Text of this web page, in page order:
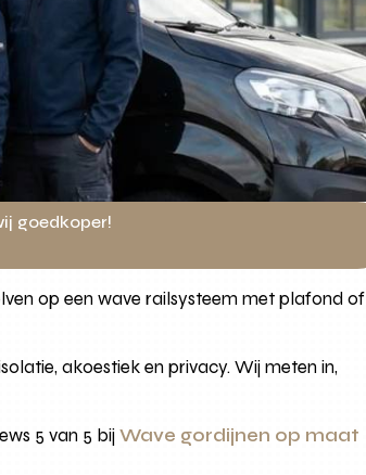
goedkoper!
op een wave railsysteem met plafond of
akoestiek en privacy. Wij meten in,
5 van 5 bijWave gordijnen op maat